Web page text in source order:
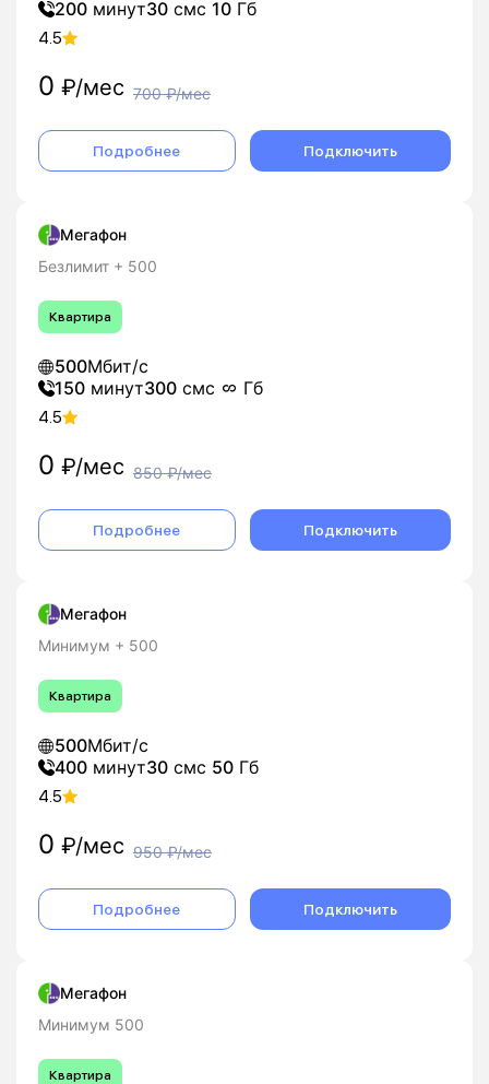
200 минут30 смс 10 Гб
4.5
0 ₽/мес 700₽/мес
Подробнее Подключить
Мегафон
Безлимит + 500
Квартира
500Мбит/с
150 минут300 смс Гб
4.5
0 ₽/мес 850₽/мес
Подробнее Подключить
Мегафон
Минимум + 500
Квартира
500Мбит/с
400 минут30 смс 50 Гб
4.5
0 ₽/мес 950₽/мес
Подробнее Подключить
Мегафон
Минимум 500
Квартира